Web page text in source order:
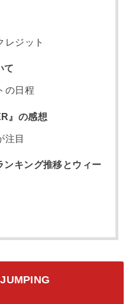
レジット
て
の日程
』の感想
注目
ンキング推移とウィー